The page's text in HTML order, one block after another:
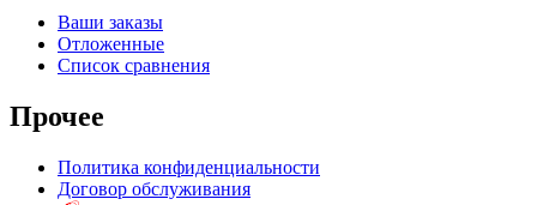
Ваши заказы
Отложенные
Список сравнения
Прочее
Политика конфиденциальности
Договор обслуживания